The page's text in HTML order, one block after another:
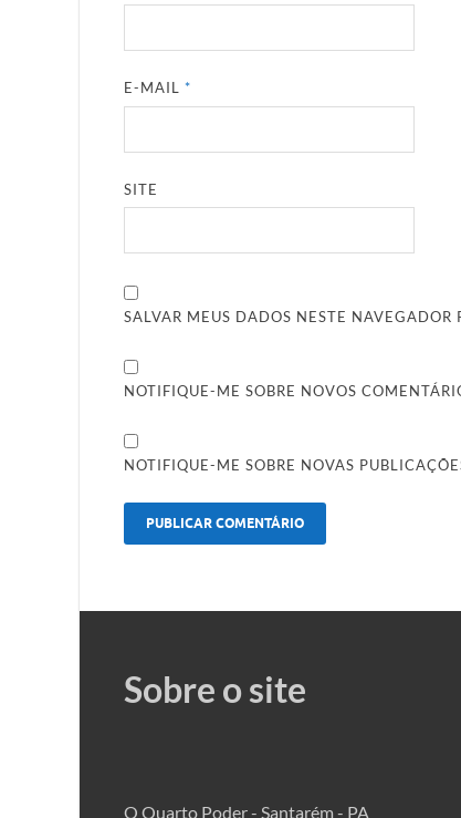
E-MAIL*
SITE
SALVAR MEUS DADOS NESTE
NOTIFIQUE-ME SOBRE NOVOS
NOTIFIQUE-ME SOBRE NOVAS
Sobre o site
O Quarto Poder - Santarém - PA